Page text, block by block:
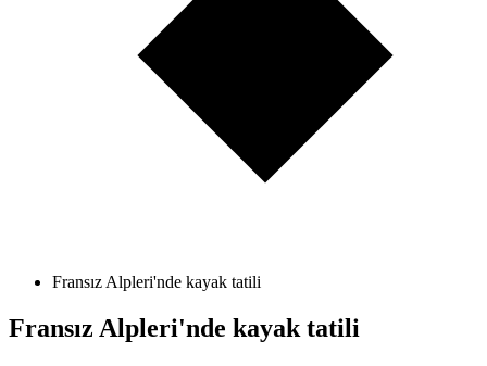
Fransız Alpleri'nde kayak tatili
Fransız Alpleri'nde kayak tatili